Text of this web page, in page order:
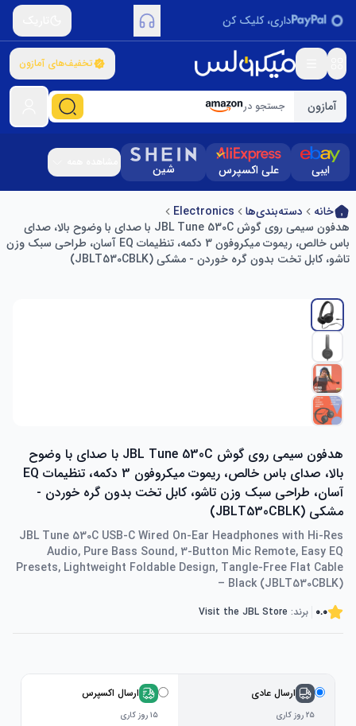
داری، کلیک کن
تخفیف‌های آمازون
آمازون جستجو در
ایبی علی اکسپرس شین
خانه دسته‌بندی‌ها
Electronics
هدفون سیمی روی گوش JBL Tune 530C با صدای با وضوح بالا، صدای
باس خالص، ریموت میکروفون 3 دکمه، تنظیمات EQ آسان، طراحی سبک وزن
تاشو، کابل تخت بدون گره خوردن - مشکی (JBLT530CBLK)
هدفون سیمی روی گوش JBL Tune 530C با صدای با وضوح
بالا، صدای باس خالص، ریموت میکروفون 3 دکمه، تنظیمات EQ
آسان، طراحی سبک وزن تاشو، کابل تخت بدون گره خوردن -
مشکی (JBLT530CBLK)
JBL Tune 530C USB-C Wired On-Ear Headphones with Hi-Res
Audio, Pure Bass Sound, 3-Button Mic Remote, Easy EQ
Presets, Lightweight Foldable Design, Tangle-Free Flat Cable
– Black (JBLT530CBLK)
0.0 برند: Visit the JBL Store
ارسال عادی
۲۵ روز کاری
ارسال اکسپرس
۱۵ روز کاری